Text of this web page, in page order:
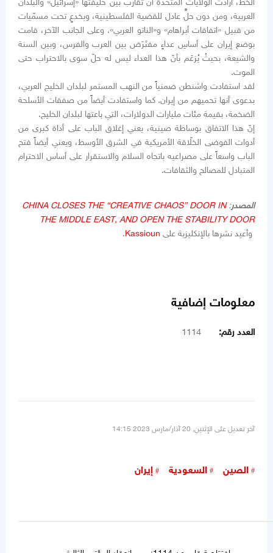
العربية، ومن دون حلٍّ عادل للقضية الفلسطينية، وبخدعٍ تحت مسمّيات
من قبيل «اتفاقات أبراهام» و«الناتو العربي». وعلى الجانب الآخر، قامت
بوضع إيران على أساسِ عداءٍ مفتَرَض بين العرب والفرس، وبين السنة
والشيعة، بحيثُ يُزعَم بأنّ هذا العداء ليس له حلّ سوى بالاحتراب حتى
الموت.
لقد استفادت واشنطن ضمنياً من النهب المستمر لبلدان الخليج العربي،
بدعوى أنها تحميهم من إيران. كما واستفادت أيضاً من صفقات الأسلحة
الضخمة، بقيمة مئات مليارات الدولارات، التي باعتها لبلدان الخليج.
إنّ هذا الاتفاق بوساطة صينية، يعني إغلاق الباب على أداة كبرى من
أدوات الفوضى الخلّاقة الأمريكية في الشرق الأوسط، ويعني أيضاً فتح
الباب واسعاً على مصراعيه باتجاه السلام والاستقرار على أساس الاحترام
المتبادل للمصالح والثقافات.
المصدر:
CHINA CLOSES THE “CREATIVE CHAOS” DOOR IN
THE MIDDLE EAST, AND OPEN THE STABILITY DOOR
وأعيد نشرها بالإنكليزية على Kassioun
.
معلومات إضافية
العدد رقم: 1114
آخر تعديل على الإثنين, 20 آذار/مارس 2023 14:15
الصين السعودية إيران